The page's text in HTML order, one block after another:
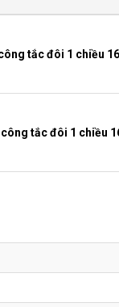
tắc đôi 1 chiều
công tắc đôi 1 chiều